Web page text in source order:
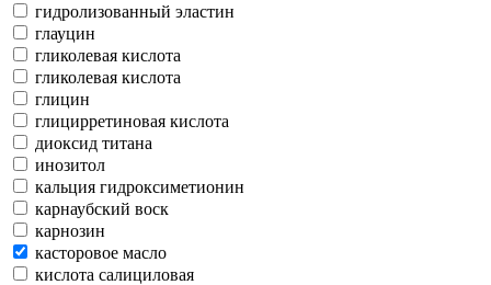
гидролизованный эластин
глауцин
гликолевая кислота
гликолевая кислота
глицин
глицирретиновая кислота
диоксид титана
инозитол
кальция гидроксиметионин
карнаубский воск
карнозин
касторовое масло
кислота салициловая